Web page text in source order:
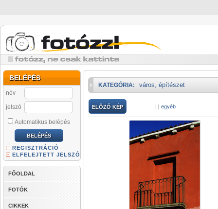
BELÉPÉS
név
jelszó
Automatikus belépés
REGISZTRÁCIÓ
ELFELEJTETT JELSZÓ
FŐOLDAL
FOTÓK
CIKKEK
KATEGÓRIA: város, építészet
ELŐZŐ KÉP | | egyéb